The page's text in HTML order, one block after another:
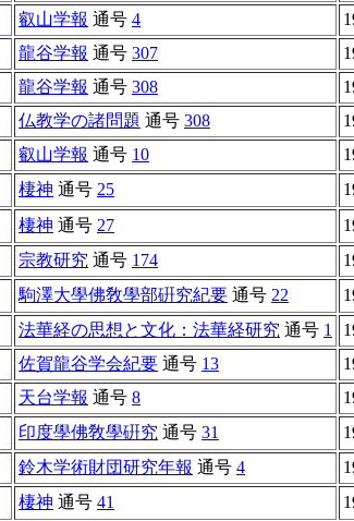
叡山学報 通号 4
龍谷学報 通号 307
龍谷学報 通号 308
仏教学の諸問題 通号 308
叡山学報 通号 10
棲神 通号 25
棲神 通号 27
宗教研究 通号 174
駒澤大學佛敎學部硏究紀要 通号 22
法華経の思想と文化：法華経研究 通号 1
佐賀龍谷学会紀要 通号 13
天台学報 通号 8
印度學佛敎學硏究 通号 31
鈴木学術財団研究年報 通号 4
棲神 通号 41